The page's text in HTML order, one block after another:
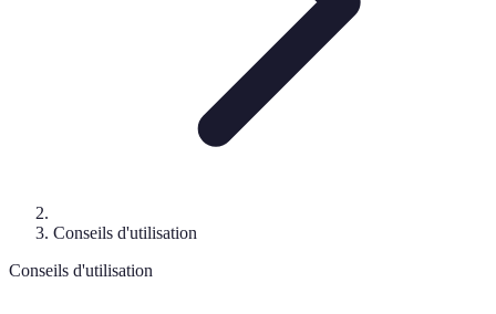
Conseils d'utilisation
Conseils d'utilisation